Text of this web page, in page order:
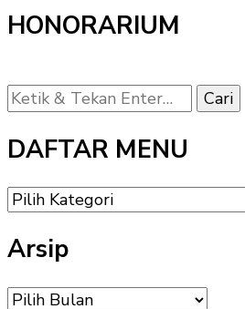
HONORARIUM
Mencari
Sesuatu?
DAFTAR MENU
DAFTAR
MENU
Arsip
Arsip